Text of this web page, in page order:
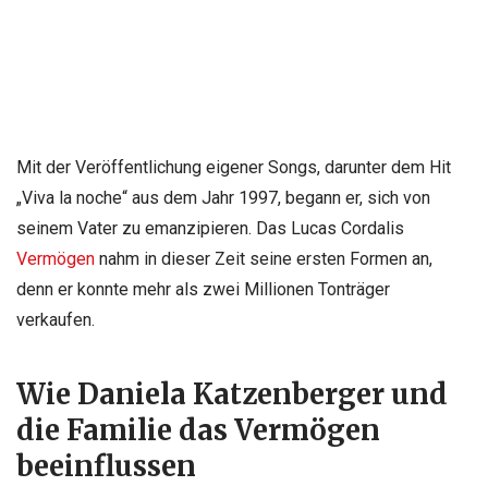
Mit der Veröffentlichung eigener Songs, darunter dem Hit
„Viva la noche“ aus dem Jahr 1997, begann er, sich von
seinem Vater zu emanzipieren. Das Lucas Cordalis
Vermögen nahm in dieser Zeit seine ersten Formen an,
denn er konnte mehr als zwei Millionen Tonträger
verkaufen.
Wie Daniela Katzenberger und
die Familie das Vermögen
beeinflussen